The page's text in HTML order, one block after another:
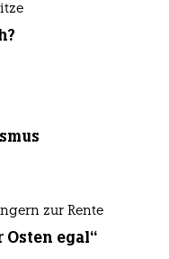
zur Rente
Osten egal“